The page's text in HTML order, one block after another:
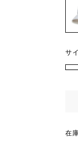
サ
在